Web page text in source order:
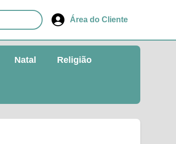
Área do Cliente
Natal Religião